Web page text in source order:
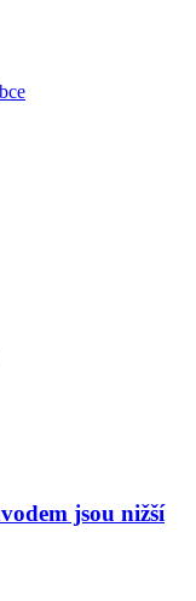
jsou nižší